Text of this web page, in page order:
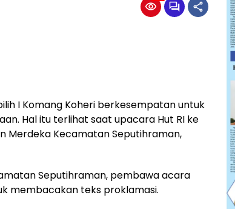
I Komang Koheri berkesempatan untuk
Hal itu terlihat saat upacara Hut RI ke
Merdeka Kecamatan Seputihraman,
Seputihraman, pembawa acara
membacakan teks proklamasi.